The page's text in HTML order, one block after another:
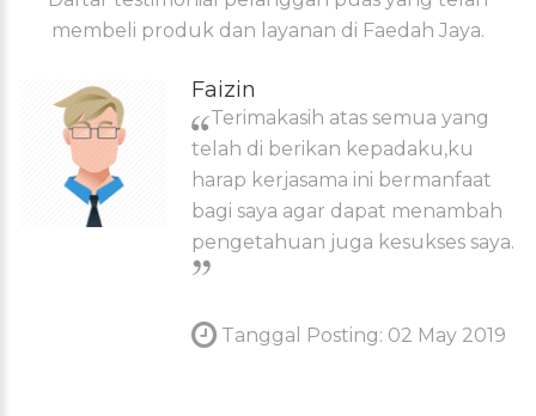
membeli produk dan layanan di Faedah Jaya.
Faizin
Terimakasih atas semua yang
telah di berikan kepadaku,ku
harap kerjasama ini bermanfaat
bagi saya agar dapat menambah
pengetahuan juga kesukses saya.
Tanggal Posting: 02 May 2019